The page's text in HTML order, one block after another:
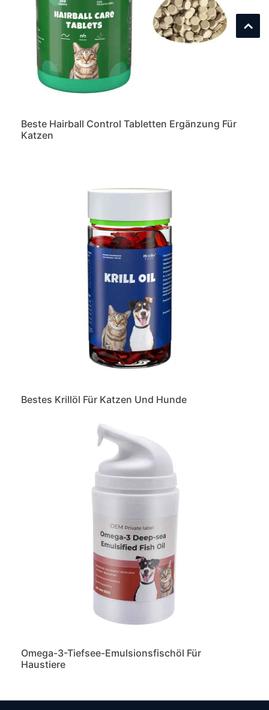
Beste Hairball Control Tabletten Ergänzung Für
Katzen
Bestes Krillöl Für Katzen Und Hunde
Omega-3-Tiefsee-Emulsionsfischöl Für
Haustiere